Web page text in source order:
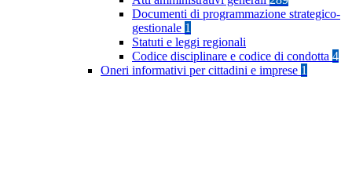
Documenti di programmazione strategico-
gestionale 1
Statuti e leggi regionali
Codice disciplinare e codice di condotta 4
Oneri informativi per cittadini e imprese 1